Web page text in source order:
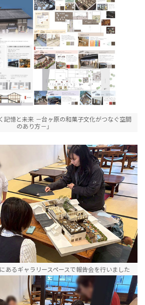
記憶と未来 －台ヶ原の和菓子文化がつなぐ空間
のあり方－」
あるギャラリースペースで報告会を行いました
学科NEWS
インカフェ話
ックス：アーカイブ